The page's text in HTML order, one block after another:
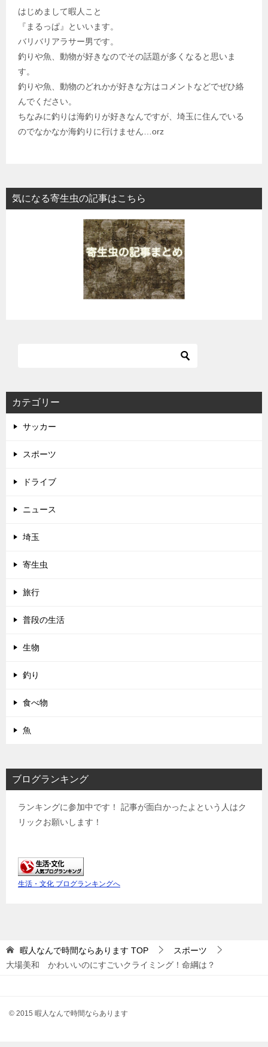
はじめまして暇人こと
『まるっぱ』といいます。
バリバリアラサー男です。
釣りや魚、動物が好きなのでその話題が多くなると思いま
す。
釣りや魚、動物のどれかが好きな方はコメントなどでぜひ絡
んでください。
ちなみに釣りは海釣りが好きなんですが、埼玉に住んでいる
のでなかなか海釣りに行けません…orz
気になる寄生虫の記事はこちら
カテゴリー
サッカー
スポーツ
ドライブ
ニュース
埼玉
寄生虫
旅行
普段の生活
生物
釣り
食べ物
魚
ブログランキング
ランキングに参加中です！ 記事が面白かったよという人はク
リックお願いします！
生活・文化 ブログランキングへ
暇人なんで時間ならあります TOP
スポーツ
大場美和 かわいいのにすごいクライミング！命綱は？
© 2015 暇人なんで時間ならあります